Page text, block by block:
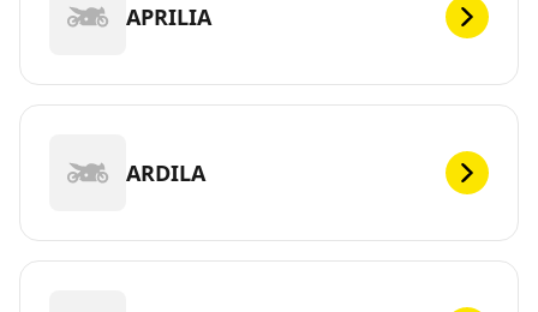
APRILIA
ARDILA